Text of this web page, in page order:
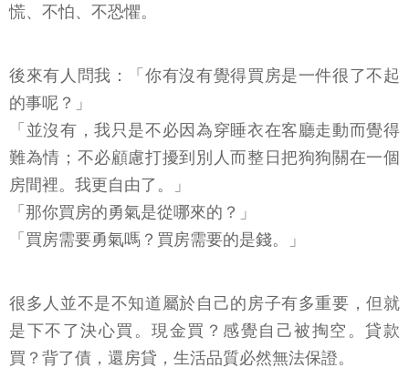
慌、不怕、不恐懼。
後來有人問我：「你有沒有覺得買房是一件很了不起
的事呢？」
「並沒有，我只是不必因為穿睡衣在客廳走動而覺得
難為情；不必顧慮打擾到別人而整日把狗狗關在一個
房間裡。我更自由了。」
「那你買房的勇氣是從哪來的？」
「買房需要勇氣嗎？買房需要的是錢。」
很多人並不是不知道屬於自己的房子有多重要，但就
是下不了決心買。現金買？感覺自己被掏空。貸款
買？背了債，還房貸，生活品質必然無法保證。